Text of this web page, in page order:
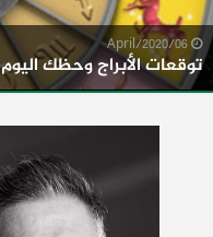
توقعات الأبراج وحظك اليوم